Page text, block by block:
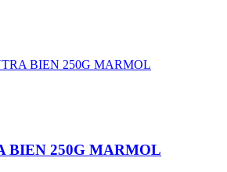
BIEN 250G MARMOL